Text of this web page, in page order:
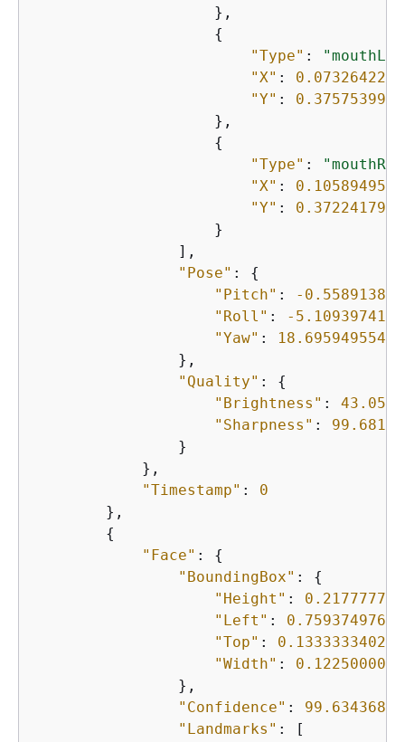
                    },
{
"Type" :
"X" :
"Y" :
                    },
{
"Type" :
"X" :
"Y" :
                    }
                ],
"Pose" : {
"Pitch" :
-
"Roll" :
-
"Yaw" :
                },
"Quality" : {
"Brightness" :
"Sharpness" :
                }
            },
"Timestamp" : 0
        },
{
"Face" : {
"BoundingBox" : {
"Height" :
"Left" :
"Top" :
"Width" :
                },
"Confidence" :
"Landmarks" : [